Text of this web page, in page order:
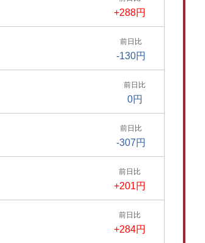
+288円
前日比
-130円
前日比
0円
前日比
-307円
前日比
+201円
前日比
+284円